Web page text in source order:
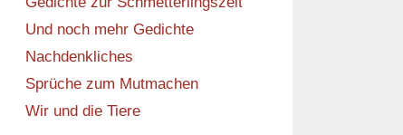
Und noch mehr Gedichte
Nachdenkliches
Sprüche zum Mutmachen
Wir und die Tiere